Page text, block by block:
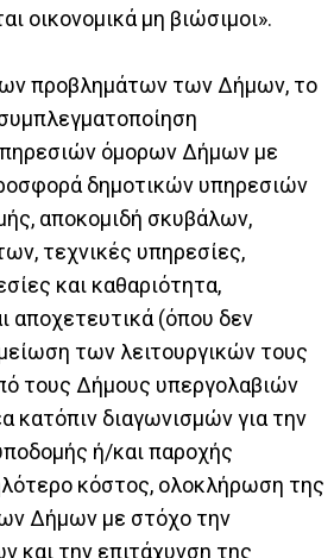
οικονομικά μη βιώσιμοι».
προβλημάτων των Δήμων, το
όμορων Δήμων με
δημοτικών υπηρεσιών
αποκομιδή σκυβάλων,
τεχνικές υπηρεσίες,
και καθαριότητα,
αποχετευτικά (όπου δεν
των λειτουργικών τους
τους Δήμους υπεργολαβιών
κατόπιν διαγωνισμών για την
ή/και παροχής
κόστος, ολοκλήρωση της
Δήμων με στόχο την
και την επιτάχυνση της